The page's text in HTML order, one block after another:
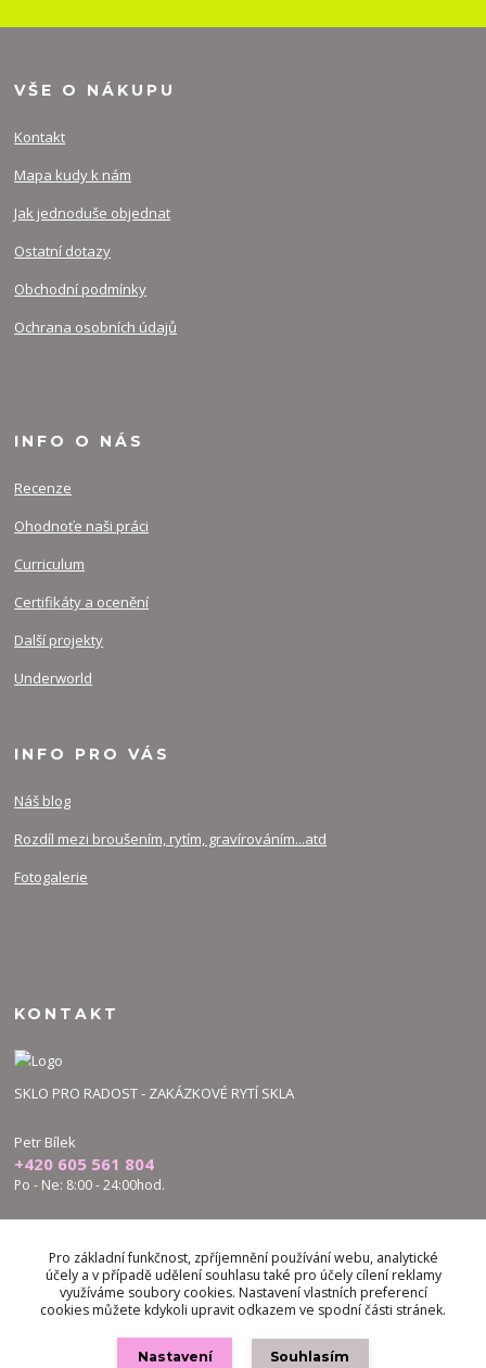
VŠE O NÁKUPU
Kontakt
Mapa kudy k nám
Jak jednoduše objednat
Ostatní dotazy
Obchodní podmínky
Ochrana osobních údajů
INFO O NÁS
Recenze
Ohodnoťe naši práci
Curriculum
Certifikáty a ocenění
Další projekty
Underworld
INFO PRO VÁS
Náš blog
Rozdíl mezi broušením, rytím, gravírováním...atd
Fotogalerie
KONTAKT
SKLO PRO RADOST - ZAKÁZKOVÉ RYTÍ SKLA
Petr Bílek
+420 605 561 804
Po - Ne: 8:00 - 24:00hod.
bilek.petr@skloproradost.cz
Pro základní funkčnost, zpříjemnění používání webu, analytické
účely a v případě udělení souhlasu také pro účely cílení reklamy
využíváme soubory cookies. Nastavení vlastních preferencí
cookies můžete kdykoli upravit odkazem ve spodní části stránek.
Nastavení Souhlasím